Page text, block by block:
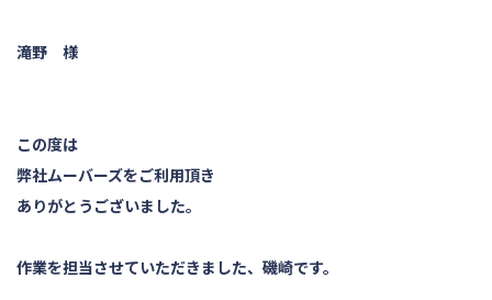
滝野 様
この度は
弊社ムーバーズをご利用頂き
ありがとうございました。
作業を担当させていただきました、磯崎です。